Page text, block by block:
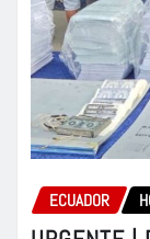
ECUADOR